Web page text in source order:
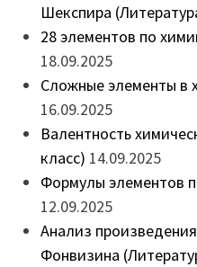
Шекспира
28 элементов по
18.09.2025
Сложные элементы в
16.09.2025
Валентность
класс) 14.09.2025
Формулы элементов
12.09.2025
Анализ
Фонвизина